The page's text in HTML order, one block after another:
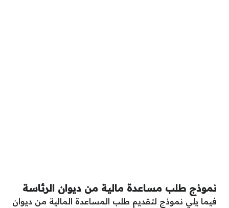
نموذج طلب مساعدة مالية من ديوان الرئاسة
فيما يلي نموذج لتقديم طلب المساعدة المالية من ديوان